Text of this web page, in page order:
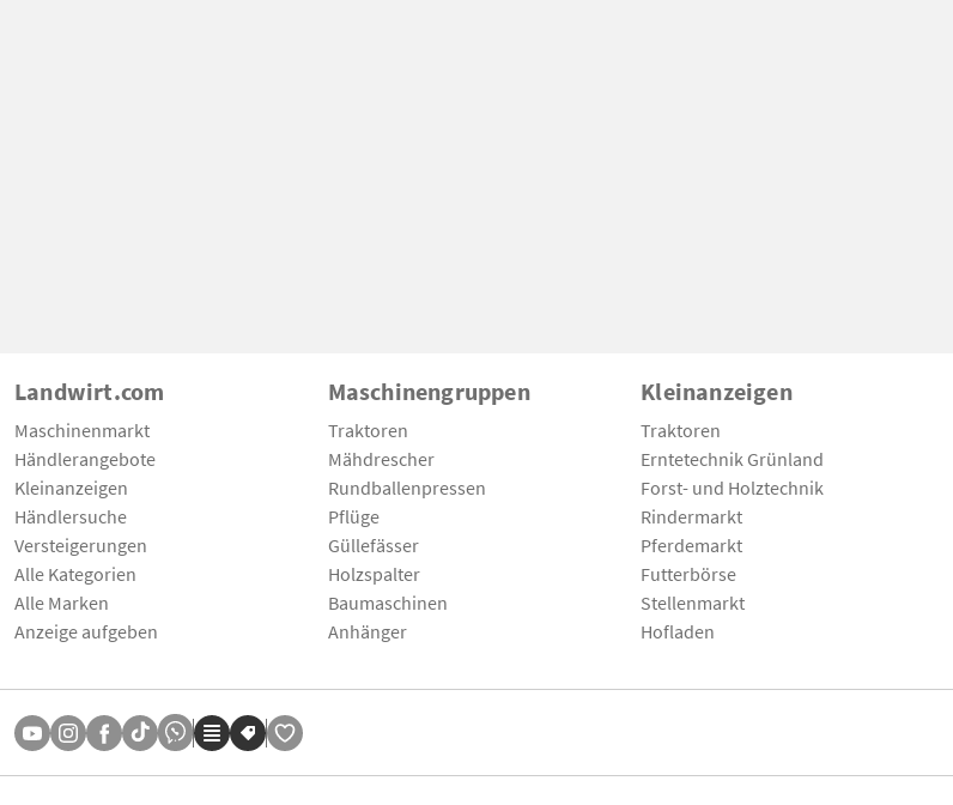
Landwirt.com
Maschinenmarkt
Händlerangebote
Kleinanzeigen
Händlersuche
Versteigerungen
Alle Kategorien
Alle Marken
Anzeige aufgeben
Maschinengruppen
Traktoren
Mähdrescher
Rundballenpressen
Pflüge
Güllefässer
Holzspalter
Baumaschinen
Anhänger
Kleinanzeigen
Traktoren
Erntetechnik Grünland
Forst- und Holztechnik
Rindermarkt
Pferdemarkt
Futterbörse
Stellenmarkt
Hofladen